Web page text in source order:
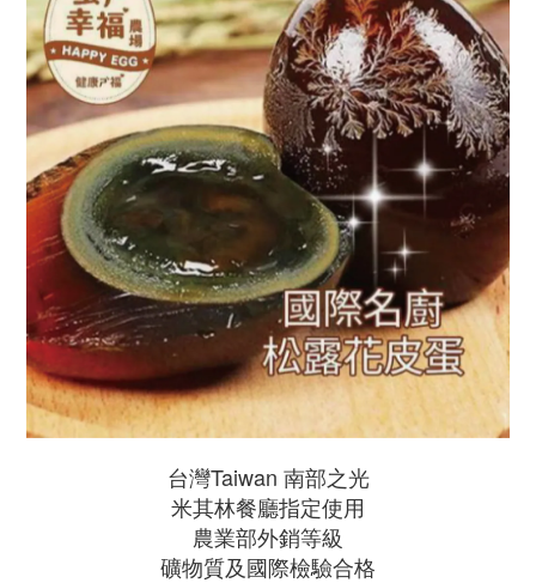
台灣Taiwan 南部之光
米其林餐廳指定使用
農業部外銷等級
礦物質及國際檢驗合格